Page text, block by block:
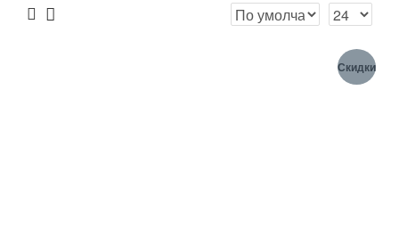
Скидки